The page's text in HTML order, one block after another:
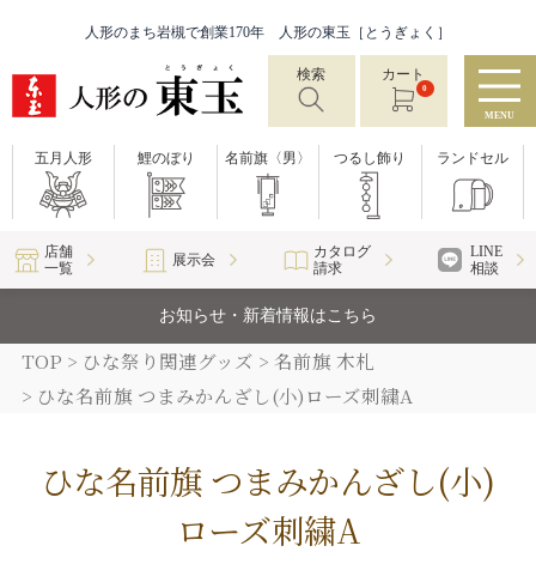
人形のまち岩槻で創業170年 人形の東玉［とうぎょく］
検索 カート
0
MENU
五月人形 鯉のぼり 名前旗〈男〉 つるし飾り ランドセル
店舗
一覧
展示会
カタログ
請求
LINE
相談
お知らせ・新着情報はこちら
TOP ひな祭り関連グッズ
名前旗 木札
ひな名前旗 つまみかんざし(小)ローズ刺繍A
ひな名前旗 つまみかんざし(小)
ローズ刺繍A